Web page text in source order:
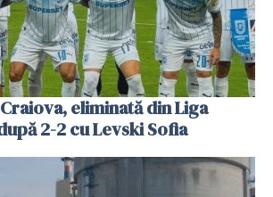
eliminată din Liga
2-2 cu Levski Sofia